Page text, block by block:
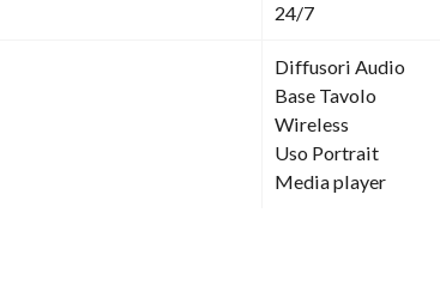
24/7
Diffusori Audio
Base Tavolo
Wireless
Uso Portrait
Media player